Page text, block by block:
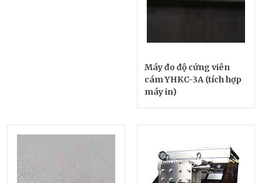
Máy đo độ cứng viên
cám YHKC-3A (tích hợp
máy in)